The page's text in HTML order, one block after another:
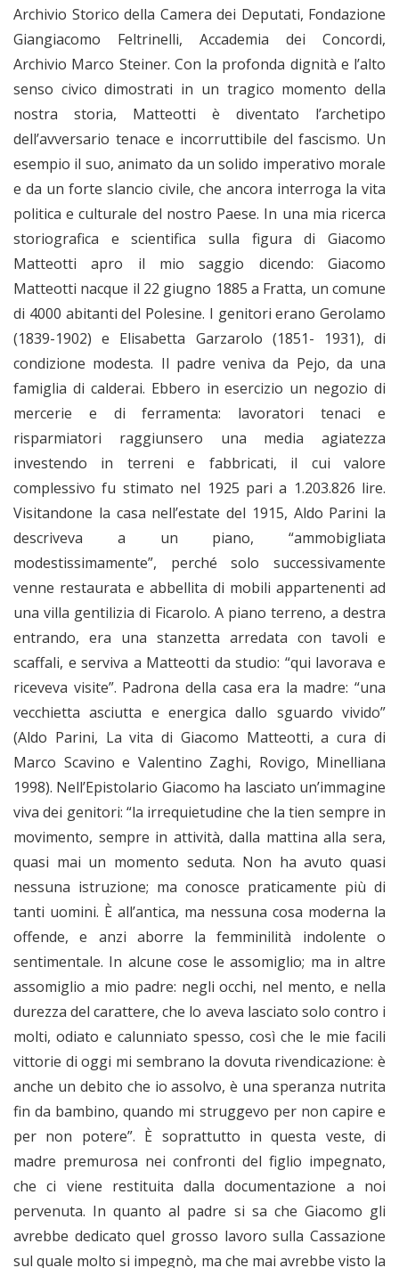
Archivio Storico della Camera dei Deputati, Fondazione
Giangiacomo Feltrinelli, Accademia dei Concordi,
Archivio Marco Steiner. Con la profonda dignità e l’alto
senso civico dimostrati in un tragico momento della
nostra storia, Matteotti è diventato l’archetipo
dell’avversario tenace e incorruttibile del fascismo. Un
esempio il suo, animato da un solido imperativo morale
e da un forte slancio civile, che ancora interroga la vita
politica e culturale del nostro Paese. In una mia ricerca
storiografica e scientifica sulla figura di Giacomo
Matteotti apro il mio saggio dicendo: Giacomo
Matteotti nacque il 22 giugno 1885 a Fratta, un comune
di 4000 abitanti del Polesine. I genitori erano Gerolamo
(1839-1902) e Elisabetta Garzarolo (1851- 1931), di
condizione modesta. Il padre veniva da Pejo, da una
famiglia di calderai. Ebbero in esercizio un negozio di
mercerie e di ferramenta: lavoratori tenaci e
risparmiatori raggiunsero una media agiatezza
investendo in terreni e fabbricati, il cui valore
complessivo fu stimato nel 1925 pari a 1.203.826 lire.
Visitandone la casa nell’estate del 1915, Aldo Parini la
descriveva a un piano, “ammobigliata
modestissimamente”, perché solo successivamente
venne restaurata e abbellita di mobili appartenenti ad
una villa gentilizia di Ficarolo. A piano terreno, a destra
entrando, era una stanzetta arredata con tavoli e
scaffali, e serviva a Matteotti da studio: “qui lavorava e
riceveva visite”. Padrona della casa era la madre: “una
vecchietta asciutta e energica dallo sguardo vivido”
(Aldo Parini, La vita di Giacomo Matteotti, a cura di
Marco Scavino e Valentino Zaghi, Rovigo, Minelliana
1998). Nell’Epistolario Giacomo ha lasciato un’immagine
viva dei genitori: “la irrequietudine che la tien sempre in
movimento, sempre in attività, dalla mattina alla sera,
quasi mai un momento seduta. Non ha avuto quasi
nessuna istruzione; ma conosce praticamente più di
tanti uomini. È all’antica, ma nessuna cosa moderna la
offende, e anzi aborre la femminilità indolente o
sentimentale. In alcune cose le assomiglio; ma in altre
assomiglio a mio padre: negli occhi, nel mento, e nella
durezza del carattere, che lo aveva lasciato solo contro i
molti, odiato e calunniato spesso, così che le mie facili
vittorie di oggi mi sembrano la dovuta rivendicazione: è
anche un debito che io assolvo, è una speranza nutrita
fin da bambino, quando mi struggevo per non capire e
per non potere”. È soprattutto in questa veste, di
madre premurosa nei confronti del figlio impegnato,
che ci viene restituita dalla documentazione a noi
pervenuta. In quanto al padre si sa che Giacomo gli
avrebbe dedicato quel grosso lavoro sulla Cassazione
sul quale molto si impegnò, ma che mai avrebbe visto la